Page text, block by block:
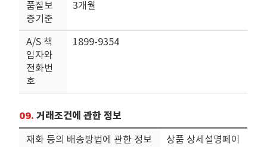
품질보
증기준
3개월
A/S 책
임자와
전화번
호
1899-9354
09. 거래조건에 관한 정보
재화 등의 배송방법에 관한 정보
상품 상세설명페이